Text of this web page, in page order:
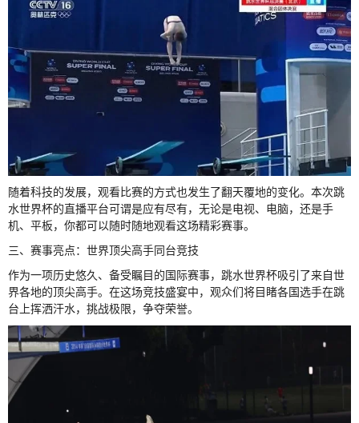
随着科技的发展，观看比赛的方式也发生了翻天覆地的变化。本次跳
水世界杯的直播平台可谓是应有尽有，无论是电视、电脑，还是手
机、平板，你都可以随时随地观看这场精彩赛事。
三、赛事亮点：世界顶尖高手同台竞技
作为一项历史悠久、备受瞩目的国际赛事，跳水世界杯吸引了来自世
界各地的顶尖高手。在这场竞技盛宴中，观众们将目睹各国选手在跳
台上挥洒汗水，挑战极限，争夺荣誉。